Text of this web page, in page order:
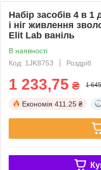
Набір засобів 4 в
і ніг живлення
Elit Lab ваніль
В наявності
Код: 1JK8753
Роздріб
1 233,75 ₴ 1
Економія 411.25 ₴